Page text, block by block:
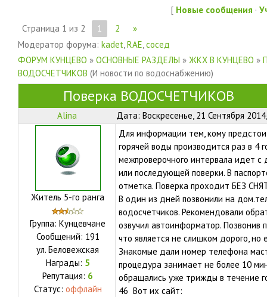
[ Новые сообщения ·
Страница 1 из 2 1 2
»
Модератор форума: kadet,RAE,сосед
ФОРУМ КУНЦЕВО » ОСНОВНЫЕ РАЗДЕЛЫ » ЖКХ В КУНЦЕВО »
ВОДОСЧЕТЧИКОВ (И новости по водоснабжению)
Поверка ВОДОСЧЕТЧИКОВ
Alina Дата: Воскресенье, 21 Сентября
Житель 5-го ранга
Группа: Кунцевчане
Сообщений: 191
ул. Беловежская
Награды: 5
Репутация: 6
Статус: оффлайн
Для информации тем, кому
горячей воды производится раз в 4
межпроверочного интервала идет с
или последующей поверки. В
отметка. Поверка проходит БЕЗ
В один из дней позвонили на
водосчетчиков. Рекомендовали
озвучил автоинформатор. Позвонив
что является не слишком дорого, но
Знакомые дали номер телефона
процедура занимает не более 10
обращались уже трижды в течение
46 Вот их сайт: